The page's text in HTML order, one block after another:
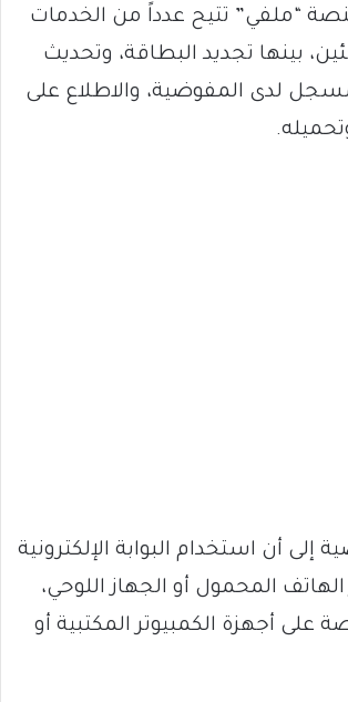
“ملفي” تتيح عدداً من الخدمات
بينها تجديد البطاقة، وتحديث
لدى المفوضية، والاطلاع على
إلى أن استخدام البوابة الإلكترونية
المحمول أو الجهاز اللوحي،
على أجهزة الكمبيوتر المكتبية أو